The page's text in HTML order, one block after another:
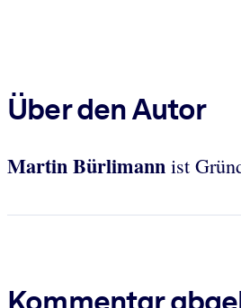
Über den Autor
Martin Bürlimann ist